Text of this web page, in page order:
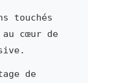
touchés
cœur de
de